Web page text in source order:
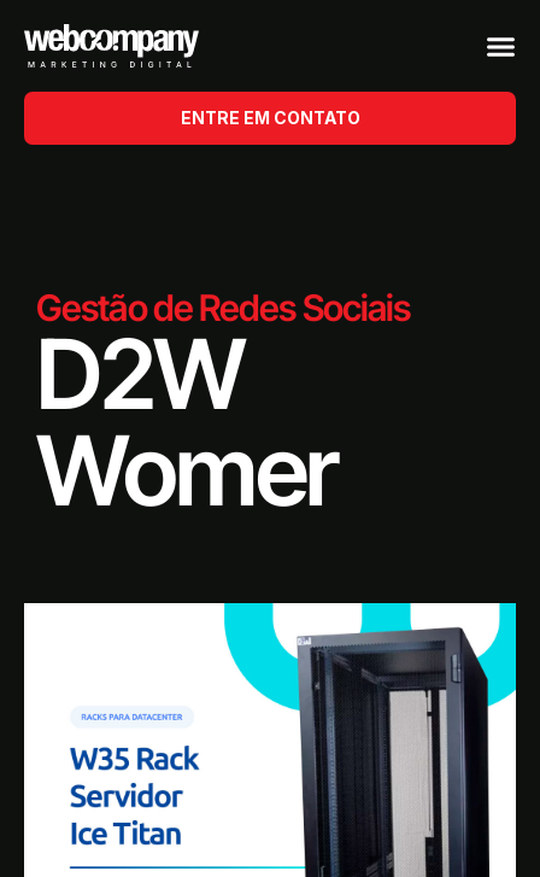
ENTRE EM CONTATO
Gestão de Redes Sociais
D2W
Womer